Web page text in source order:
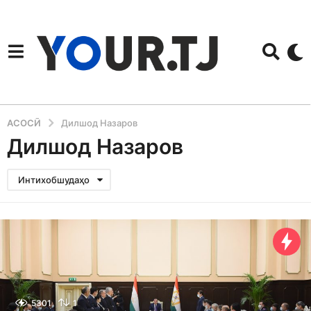
АСОСӢ Дилшод Назаров
Дилшод Назаров
Интихобшудаҳо
5301 1